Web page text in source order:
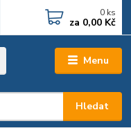
Menu
Hledat
0 ks
za 0,00 Kč